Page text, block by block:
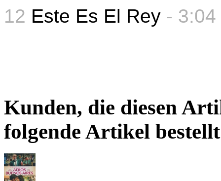
12 Este Es El Rey - 3:04
Kunden, die diesen
folgende Artikel